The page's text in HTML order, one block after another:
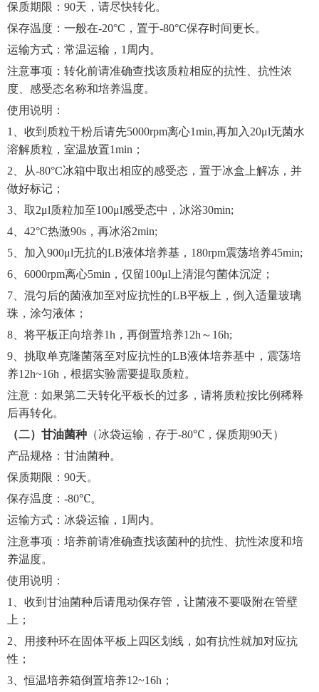
保质期限： 90天，请尽快转化。
保存温度：一般在-20°C ，置于-80°C保存时间更长。
运输方式：常温运输， 1周内。
注意事项：转化前请准确查找该质粒相应的抗性、抗性浓
度、感受态名称和培养温度。
使用说明：
1、收到质粒干粉后请先5000rpm离心1min,再加入20μl无菌水
溶解质粒，室温放置1min ；
2、从-80°C冰箱中取出相应的感受态，置于冰盒上解冻，并
做好标记；
3、取2μl质粒加至100μl感受态中，冰浴30min;
4、 42°C热激90s ，再冰浴2min;
5、加入900μl无抗的LB液体培养基， 180rpm震荡培养45min;
6、 6000rpm离心5min ，仅留100μl上清混匀菌体沉淀；
7、混匀后的菌液加至对应抗性的LB平板上，倒入适量玻璃
珠，涂匀液体；
8、将平板正向培养1h ，再倒置培养12h～ 16h;
9、挑取单克隆菌落至对应抗性的LB液体培养基中，震荡培
养12h~16h ，根据实验需要提取质粒。
注意：如果第二天转化平板长的过多，请将质粒按比例稀释
后再转化。
（二）甘油菌种 （冰袋运输，存于-80℃ ，保质期90天）
产品规格：甘油菌种。
保质期限： 90天。
保存温度： -80℃。
运输方式：冰袋运输， 1周内。
注意事项：培养前请准确查找该菌种的抗性、抗性浓度和培
养温度。
使用说明：
1、收到甘油菌种后请甩动保存管，让菌液不要吸附在管壁
上；
2、用接种环在固体平板上四区划线，如有抗性就加对应抗
性；
3、恒温培养箱倒置培养12~16h ；